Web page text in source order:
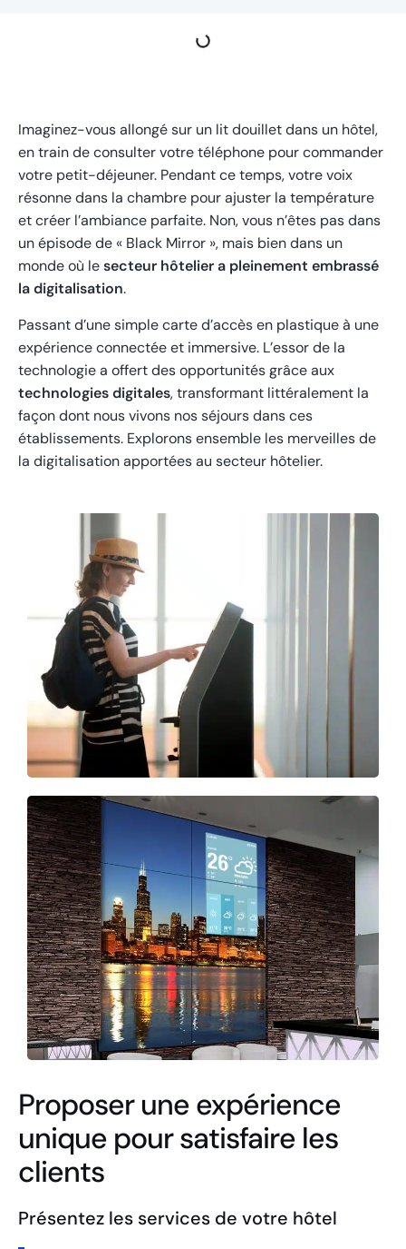
Imaginez-vous allongé sur un lit douillet dans un hôtel,
en train de consulter votre téléphone pour commander
votre petit-déjeuner. Pendant ce temps, votre voix
résonne dans la chambre pour ajuster la température
et créer l’ambiance parfaite. Non, vous n’êtes pas dans
un épisode de « Black Mirror », mais bien dans un
monde où lesecteur hôtelier a pleinement embrassé
la digitalisation.
Passant d’une simple carte d’accès en plastique à une
expérience connectée et immersive. L’essor de la
technologie a offert des opportunités grâce aux
technologies digitales, transformant littéralement la
façon dont nous vivons nos séjours dans ces
établissements. Explorons ensemble les merveilles de
la digitalisation apportées au secteur hôtelier.
Proposer une expérience
unique pour satisfaire les
clients
Présentez les services de votre hôtel